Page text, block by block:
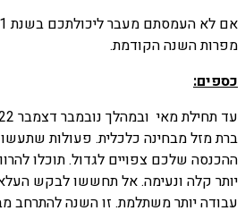
מפרות השנה הקודמת.
כספים:
ברת מזל מבחינה כלכלית. פעולות שתעשו
ההכנסה שלכם צפויים לגדול. תוכלו
יותר קלה ונעימה. אל תחששו לבקש
עבודה יותר משתלמת. זו השנה להתרחב